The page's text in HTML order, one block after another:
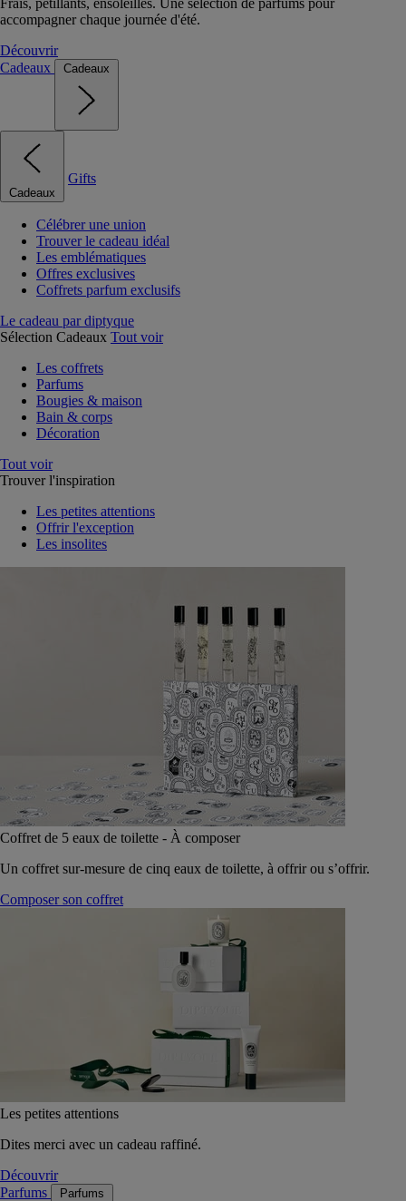
accompagner chaque journée d'été.
Découvrir
Cadeaux
Cadeaux
Cadeaux
Gifts
Célébrer une union
Trouver le cadeau idéal
Les emblématiques
Offres exclusives
Coffrets parfum exclusifs
Le cadeau par diptyque
Sélection Cadeaux Tout voir
Les coffrets
Parfums
Bougies & maison
Bain & corps
Décoration
Tout voir
Trouver l'inspiration
Les petites attentions
Offrir l'exception
Les insolites
Coffret de 5 eaux de toilette - À composer
Un coffret sur-mesure de cinq eaux de toilette, à offrir ou s’offrir.
Composer son coffret
Les petites attentions
Dites merci avec un cadeau raffiné.
Découvrir
Parfums
Parfums